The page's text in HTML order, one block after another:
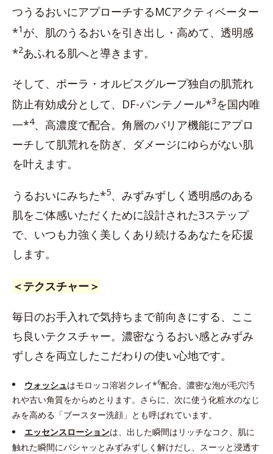
つうるおいにアプローチするMCアクティベーター
*1 が、肌のうるおいを引き出し・高めて、透明感
*2あふれる肌へと導きます。
そして、ポーラ・オルビスグループ独自の肌荒れ
防止有効成分として、DF-パンテノール*3を国内唯
一*4、高濃度で配合。角層のバリア機能にアプロ
ーチして肌荒れを防ぎ、ダメージにゆらがない肌
を叶えます。
うるおいにみちた*5、みずみずしく透明感のある
肌をご体感いただくために設計された3ステップ
で、いつも力強く美しくあり続けるあなたを応援
します。
＜テクスチャー＞
毎日のお手入れで気持ちまで前向きにする、ここ
ち良いテクスチャー。濃密なうるおい感とみずみ
ずしさを両立したこだわりの使い心地です。
ウォッシュはモロッコ溶岩クレイ*6配合。濃密な泡が毛穴汚
れや古い角質をからめとります。さらに、次に使う化粧水のなじ
みを高める「ブースター洗顔」とも呼ばれています。
エッセンスローションは、出した瞬間はリッチなコク、肌に
触れた瞬間にパシャッとみずみずしく解けだし、スーッと浸透す